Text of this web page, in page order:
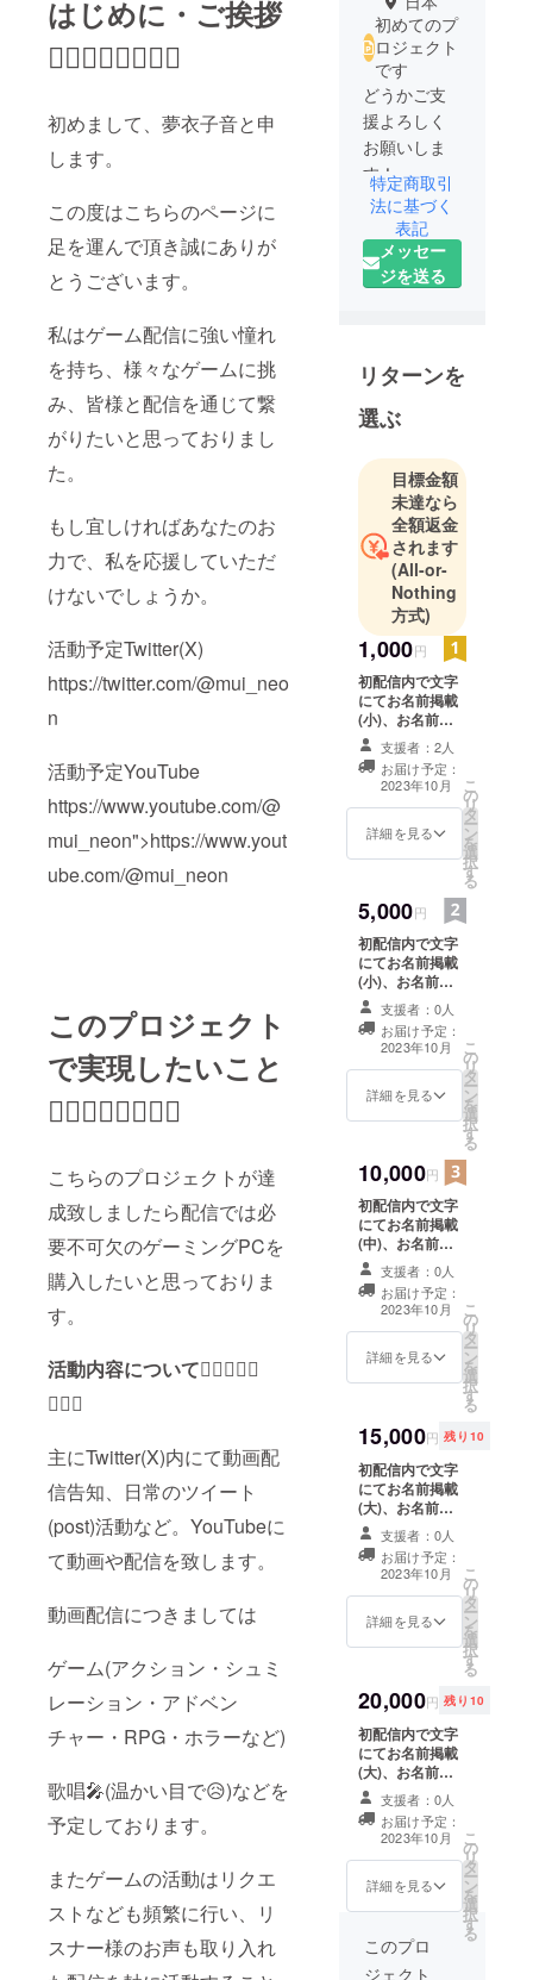
はじめに・ご挨拶
🙇🏻‍♀️🙇‍♀️🙇🏼‍♀️
初めまして、夢衣子音と申
します。
この度はこちらのページに
足を運んで頂き誠にありが
とうございます。
私はゲーム配信に強い憧れ
を持ち、様々なゲームに挑
み、皆様と配信を通じて繋
がりたいと思っておりまし
た。
もし宜しければあなたのお
力で、私を応援していただ
けないでしょうか。
活動予定Twitter(X)
https://twitter.com/@mui_neo
n
活動予定YouTube
https://www.youtube.com/@
mui_neon">https://www.yout
ube.com/@mui_neon
このプロジェクト
で実現したいこと
🙇🏻‍♀️🙇‍♀️🙇🏼‍♀️
こちらのプロジェクトが達
成致しましたら配信では必
要不可欠のゲーミングPCを
購入したいと思っておりま
す。
活動内容について🙇🏻‍♀️🙇‍♀️
🙇🏼‍♀️
主にTwitter(X)内にて動画配
信告知、日常のツイート
(post)活動など。YouTubeに
て動画や配信を致します。
動画配信につきましては
ゲーム(アクション・シュミ
レーション・アドベン
チャー・RPG・ホラーなど)
歌唱🎤(温かい目で😥)などを
予定しております。
またゲームの活動はリクエ
ストなども頻繁に行い、リ
スナー様のお声も取り入れ
初めてのプ
ロジェクト
です
どうかご支
援よろしく
お願いしま
す！
特定商取引
法に基づく
表記
メッセー
ジを送る
リターンを
選ぶ
目標金額
未達なら
全額返金
されます
(All-or-
Nothing
方式)
1,000円
初配信内で文字
にてお名前掲載
(小)、お名前を
呼ばせて頂きま
す。 支援時、必
ず備考欄に掲載
をご希望される
お名前をご記入
ください。
支援者：2人
お届け予定：
2023年10月
詳細を見る
こ
の
リ
タ
ー
ン
を
選
択
す
る
5,000円
初配信内で文字
にてお名前掲載
(小)、お名前を
呼ばせて頂きま
す。またメール
にて感謝の文を
送らせて頂きま
す。 支援時、必
ず備考欄に掲載
支援者：0人
お届け予定：
2023年10月
詳細を見る
こ
の
リ
タ
ー
ン
を
選
択
す
る
10,000円
初配信内で文字
にてお名前掲載
(中)、お名前を
呼ばせて頂きま
す。また直筆の
手紙を送らせて
頂きます。 支援
時、必ず備考欄
に掲載をご希望
支援者：0人
お届け予定：
2023年10月
詳細を見る
こ
の
リ
タ
ー
ン
を
選
択
す
る
15,000円 残り10
初配信内で文字
にてお名前掲載
(大)、お名前を
呼ばせて頂きま
す。またメール
にて感謝の文を
送らせて頂きま
す。 1時間
Discordに繋ぎ
ながら2人でゲー
マホゲーム又は
PCゲームからお
選びください。
日程につきまし
ては後ほどご相
談します。10月
中旬以降 連絡
用にTwitterのア
カウント又は
が必要になりま
す。捨てアカウ
せん。) 支援時、
必ず備考欄に掲
支援者：0人
お届け予定：
2023年10月
詳細を見る
こ
の
リ
タ
ー
ン
を
選
択
す
る
20,000円 残り10
初配信内で文字
にてお名前掲載
(大)、お名前を
呼ばせて頂きま
す。また直筆の
手紙を送らせて
頂きます。 1時
間Discordに繋
ぎながら2人で
ゲーム(ゲーム内
はスマホゲーム
又はPCゲームか
支援者：0人
お届け予定：
2023年10月
詳細を見る
こ
の
リ
タ
ー
ン
を
選
択
す
る
このプロ
ジェクト